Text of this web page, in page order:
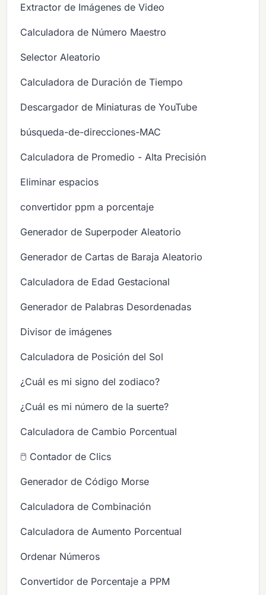
Extractor de Imágenes de Video
Calculadora de Número Maestro
Selector Aleatorio
Calculadora de Duración de Tiempo
Descargador de Miniaturas de YouTube
búsqueda-de-direcciones-MAC
Calculadora de Promedio - Alta Precisión
Eliminar espacios
convertidor ppm a porcentaje
Generador de Superpoder Aleatorio
Generador de Cartas de Baraja Aleatorio
Calculadora de Edad Gestacional
Generador de Palabras Desordenadas
Divisor de imágenes
Calculadora de Posición del Sol
¿Cuál es mi signo del zodiaco?
¿Cuál es mi número de la suerte?
Calculadora de Cambio Porcentual
🖱️ Contador de Clics
Generador de Código Morse
Calculadora de Combinación
Calculadora de Aumento Porcentual
Ordenar Números
Convertidor de Porcentaje a PPM